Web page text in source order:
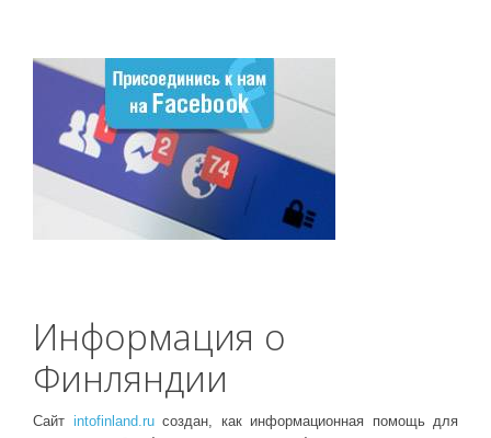
Информация о
Финляндии
Сайт intofinland.ruсоздан, как информационная помощь для